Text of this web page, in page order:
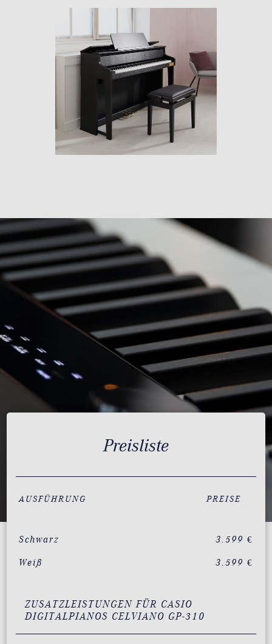
Preisliste
AUSFÜHRUNG PREISE
Schwarz 3.599 €
Weiß 3.599 €
ZUSATZLEISTUNGEN FÜR CASIO
DIGITALPIANOS CELVIANO GP-310